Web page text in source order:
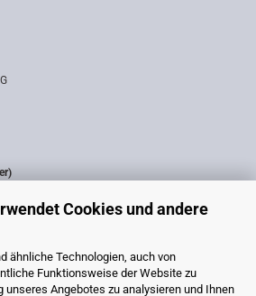
Cookies und andere
ähnliche Technologien, auch von
Funktionsweise der Website zu
unseres Angebotes zu analysieren und Ihnen